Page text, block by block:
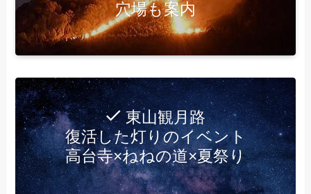
穴場も案内
東山観月路
復活した灯りのイベント
高台寺×ねねの道×夏祭り